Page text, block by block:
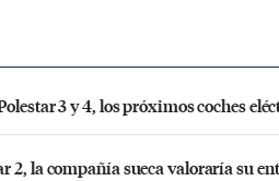
3 y 4, los próximos coches
2, la compañía sueca valoraría su